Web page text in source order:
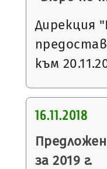
Дирекция
към
16.11.2018
за 2019 г.